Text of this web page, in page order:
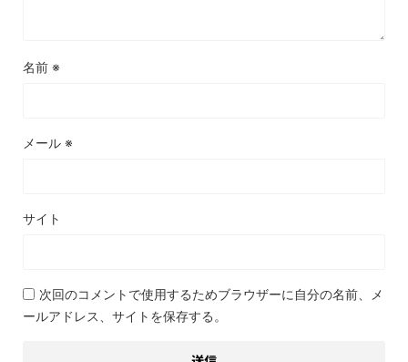
名前 ※
メール ※
サイト
次回のコメントで使用するためブラウザーに自分の名前、メ
ールアドレス、サイトを保存する。